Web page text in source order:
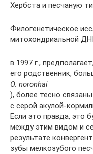
Хербста и песчаную
Филогенетическое
митохондриальной
в 1997 г.,
его родственник,
O. noronhai
), более тесно
с серой акулой-
Если это правда, это
между этим видом и
результате
зубы мелкозубого